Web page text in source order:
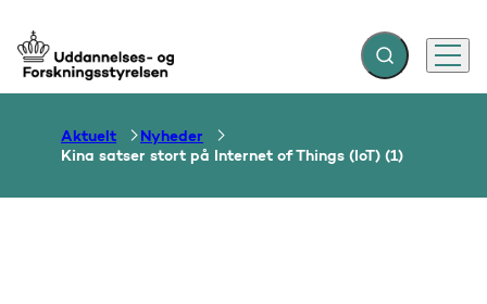
Gå til forsiden Fold søgefelt ud
Menu
Aktuelt
Nyheder
Kina satser stort på Internet of Things (IoT) (1)